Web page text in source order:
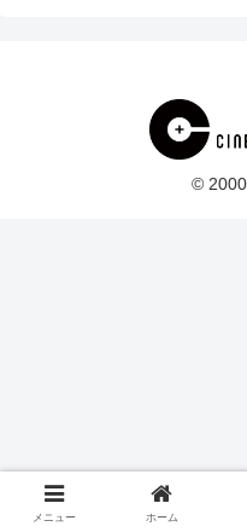
©
メニュー ホーム